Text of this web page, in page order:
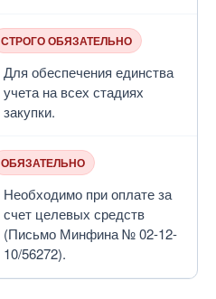
СТРОГО ОБЯЗАТЕЛЬНО
Для обеспечения единства
учета на всех стадиях
закупки.
ОБЯЗАТЕЛЬНО
Необходимо при оплате за
счет целевых средств
(Письмо Минфина № 02-12-
10/56272).